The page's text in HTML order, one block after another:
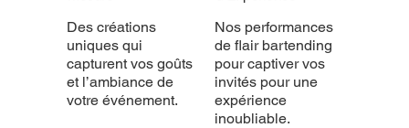
Des créations
uniques qui
capturent vos goûts
et l’ambiance de
votre événement.
Nos performances
de flair bartending
pour captiver vos
invités pour une
expérience
inoubliable.